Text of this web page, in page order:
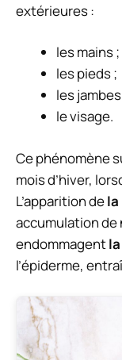
extérieures :
les mains ;
les pieds ;
les
le visage.
Ce phénomène
mois d’hiver,
L’apparition dela
accumulation de
endommagent
l’épiderme,